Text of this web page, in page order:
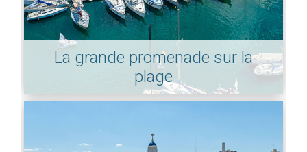
La grande promenade sur la
plage